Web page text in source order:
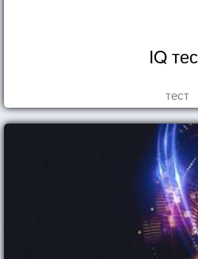
IQ
тест